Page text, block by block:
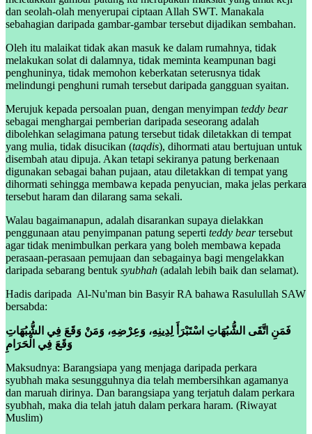
dan seolah-olah menyerupai ciptaan Allah SWT. Manakala
sebahagian daripada gambar-gambar tersebut dijadikan sembahan.
Oleh itu malaikat tidak akan masuk ke dalam rumahnya, tidak
melakukan solat di dalamnya, tidak meminta keampunan bagi
penghuninya, tidak memohon keberkatan seterusnya tidak
melindungi penghuni rumah tersebut daripada gangguan syaitan.
Merujuk kepada persoalan puan, dengan menyimpan teddy bear
sebagai menghargai pemberian daripada seseorang adalah
dibolehkan selagimana patung tersebut tidak diletakkan di tempat
yang mulia, tidak disucikan (taqdis), dihormati atau bertujuan untuk
disembah atau dipuja. Akan tetapi sekiranya patung berkenaan
digunakan sebagai bahan pujaan, atau diletakkan di tempat yang
dihormati sehingga membawa kepada penyucian maka jelas perkara
tersebut haram dan dilarang sama sekali.
Walau bagaimanapun, adalah disarankan supaya dielakkan
penggunaan atau penyimpanan patung seperti teddy beartersebut
agar tidak menimbulkan perkara yang boleh membawa kepada
perasaan-perasaan pemujaan dan sebagainya bagi mengelakkan
daripada sebarang bentuk syubhah (adalah lebih baik dan selamat).
Hadis daripada Al-Nu'man bin Basyir RA bahawa Rasulullah SAW
bersabda:
فَمَنِ اتَّقَى الشُّبُهَاتِ اسْتَبْرَأَ لِدِينِهِ، وَعِرْضِهِ، وَمَنْ وَقَعَ فِي الشُّبُهَاتِ
وَقَعَ فِي الْحَرَامِ
Maksudnya: Barangsiapa yang menjaga daripada perkara
syubhah maka sesungguhnya dia telah membersihkan agamanya
dan maruah dirinya. Dan barangsiapa yang terjatuh dalam perkara
syubhah, maka dia telah jatuh dalam perkara haram. (Riwayat
Muslim)